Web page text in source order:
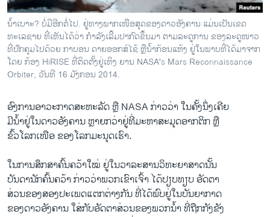
ພາສາອັງກິດ
ວີດີໂອ
ສຽງ
ລາຍການກະຈາຍສຽງ
ນ້ຳເບາະ? ບໍ່ມີອີກຕໍ່ໄປ. ຢູ່ທາງພາກເໜືອສຸດຂອງດາວອັງຄານ ແມ່ນເປັນເຂດ
ທະເລຊາຍ ທີ່ເຫັນໄດ້ວ່າ ກຳລັງເລີ້ມປາກົດຂຶ້ນມາ ຕາມລະດູການ ຂອງລະດູໜາວ
ທີ່ປົກຄຸມໄປດ້ວຍ ກາບອນ ດາຍອອກສ໌ໄຊ້ ຫຼືນ້ຳກ້ອນແຫ້ງ ຢູ່ໃນພາບທີ່ໄດ້ມາຈາກ
ໂດຍ ກ້ອງ HiRISE ທີ່ຕິດຕັ້ງຢູ່ເທິງ ຍານ NASA's Mars Reconnaissance
Orbiter, ວັນທີ 16 ມັງກອນ 2014.
ອົງການ​ອາ​ວະ​ກາດ​ສະຫະ​ລັດ ຫຼື NASA ກ່າວ​ວ່າ ​ໃນຄັ້ງນຶ່ງ​ເຄີຍ
​ມີນ້ຳຢູ່​ໃນ​ດາວ​ອັງຄານ ຫຼາຍກວ່າຢູ່​ທີ່​ມະຫາສະມຸດອາກຕິກ ຫຼື
ຂົ້ວ​ໂ​ລກເໜືອ ຂອງໂລກມະນຸດເຮົາ.
​ໃນ​ການ​ສຶກສາຄົ້ນຄວ້າໃໝ່ ຢູ່​ໃນ​ວາລະສານວິທະຍາສາດນັ້ນ
ບັນດານັກຄົ້ນຄວ້າ ກ່າວ​ວ່າ​ພວກ​ເຂົາ​ເຈົ້າ ​ໄດ້​ປຽບທຽບ ອັດຕາ
ສ່ວນ​ຂອງສອງ​ປະ​ເພດ​ແຕກ​ຕ່າງ​ກັນ ທີ່ໄດ້ພົບຢູ່​ໃນ​ບັນຍາກາດ
​ຂອງ​ດາວ​ອັງຄານ ​ໃສ່​ກັບ​ອັດຕາ​ສ່ວນ​ຂອງພວກ​ນ້ຳ ທີ່​ຖືກ​ກັງຂັງ